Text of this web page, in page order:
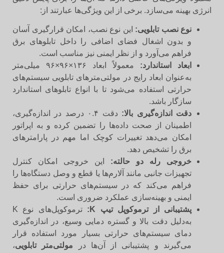
انرژی بهینه می‌سازد. برخی از این ویژگی‌ها عبارتند از:
نوع نصب تابلویی:این نوع نصب، امکان قرارگیری آسان
و بدون اشغال فضای اضافی را داخل تابلوهای برق
فراهم می‌آورد و از نظر ایمنی نیز مناسب است.
ابعاد استاندارد:
معمولاً ابعاد ۱۳۶×۹۶×۹۶ میلی‌متر
به‌عنوان ابعاد رایج در مولتی‌مترهای تابلویی سیستم‌های
حرارتی استفاده می‌شود تا با انواع تابلوهای استاندارد
سازگار باشد.
دقت اندازه‌گیری بالا:
دقت ۰.۴ درصد در اندازه‌گیری،
اطمینان از صحت داده‌ها را تضمین کرده و به اپراتور
امکان می‌دهد تغییرات کوچک اما مهم در پارامترهای
برق را تشخیص دهد.
خروجی رله دو حالته:این خروجی امکان کنترل
تجهیزات جانبی مانند آلارم‌ها یا قطع و وصل دستگاه‌ها را
فراهم می‌کند که در سیستم‌های حرارتی برای حفظ
ایمنی و بهینه‌سازی عملکرد ضروری است.
پشتیبانی از ترموکوپل تیپ K:
ترموکوپل‌های نوع K
به‌دلیل دقت بالا و گستره دمایی وسیع، در اندازه‌گیری
دمای سیستم‌های حرارتی بسیار مورد استفاده قرار
می‌گیرند و پشتیبانی از آن‌ها در مولتی‌متر تابلویی،